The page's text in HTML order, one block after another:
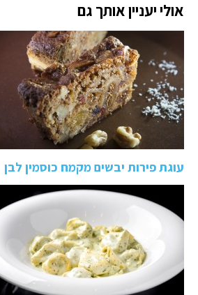
אולי יעניין אותך גם
עוגת פירות יבשים מקמח כוסמין לבן